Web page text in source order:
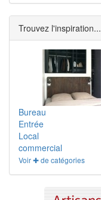
Trouvez l'inspiration...
Bureau
Entrée
Local
commercial
Voir ✚ de catégories